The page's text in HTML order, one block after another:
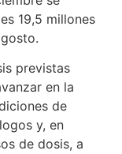
19,5 millones
previstas
en la
de
y, en
de dosis, a